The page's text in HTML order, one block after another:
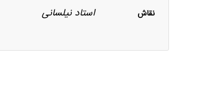
نقاش استاد نیلسانی